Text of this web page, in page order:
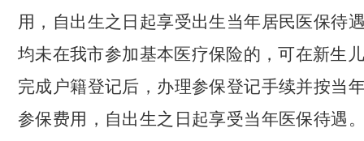
用，自出生之日起享受出生当年居民医保待
均未在我市参加基本医疗保险的，可在新生
完成户籍登记后，办理参保登记手续并按当
参保费用，自出生之日起享受当年医保待遇